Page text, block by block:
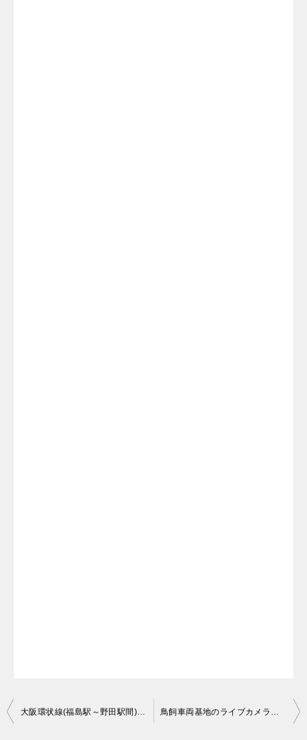
投
大阪環状線(福島駅～野田駅間)のライブカメラ【大阪府大阪市福島区】 鳥飼車両基地のライブカメラ【大阪府摂津市安威川南町】